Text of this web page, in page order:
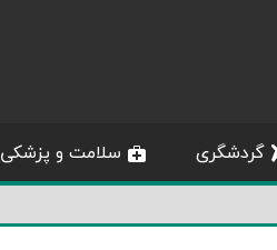
گردشگری سلامت و پزشکی